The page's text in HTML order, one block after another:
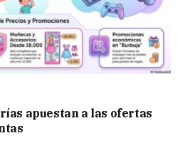
apuestan a las ofertas